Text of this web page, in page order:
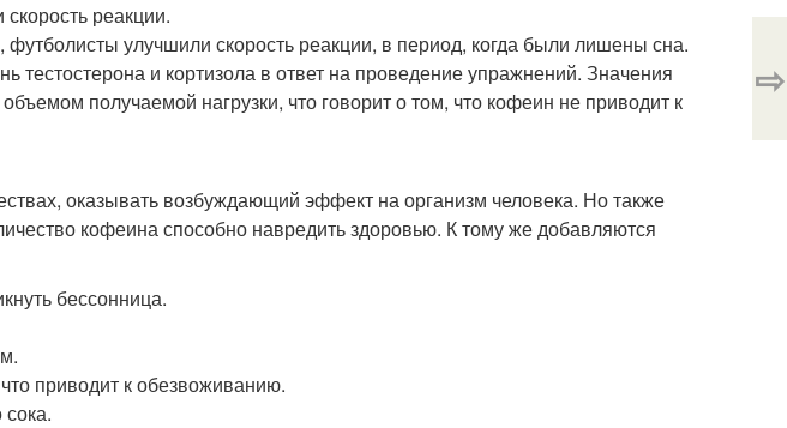
реакции.
улучшили скорость реакции, в период, когда были лишены сна.
тестостерона и кортизола в ответ на проведение упражнений. Значения
получаемой нагрузки, что говорит о том, что кофеин не приводит к
оказывать возбуждающий эффект на организм человека. Но также
кофеина способно навредить здоровью. К тому же добавляются
бессонница.
приводит к обезвоживанию.
⇨